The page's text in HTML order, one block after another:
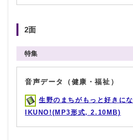
2面
特集
音声データ（健康・福祉）
生野のまちがもっと好き
IKUNO!(MP3形式, 2.10MB)